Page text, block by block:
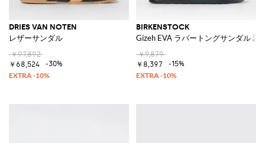
DRIES VAN NOTEN
レザーサンダル
￥97,892
￥68,524
-30%
BIRKENSTOCK
Gizeh EVA ラバートングサンダル 調
￥9,879
￥8,397
-15%